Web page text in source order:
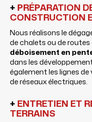
+ PRÉPARATION
CONSTRUCTION
Nous réalisons le
de chalets ou de
déboisement en
dans les
également les lignes
de réseaux électriques.
+ ENTRETIEN ET
TERRAINS